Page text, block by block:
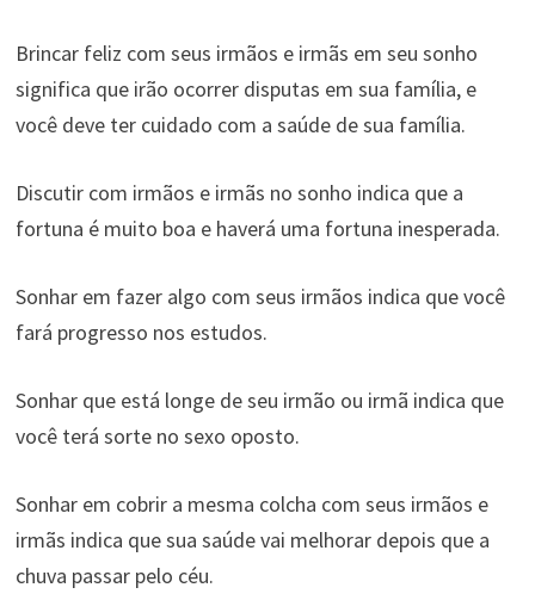
Brincar feliz com seus irmãos e irmãs em seu sonho
significa que irão ocorrer disputas em sua família, e
você deve ter cuidado com a saúde de sua família.
Discutir com irmãos e irmãs no sonho indica que a
fortuna é muito boa e haverá uma fortuna inesperada.
Sonhar em fazer algo com seus irmãos indica que você
fará progresso nos estudos.
Sonhar que está longe de seu irmão ou irmã indica que
você terá sorte no sexo oposto.
Sonhar em cobrir a mesma colcha com seus irmãos e
irmãs indica que sua saúde vai melhorar depois que a
chuva passar pelo céu.